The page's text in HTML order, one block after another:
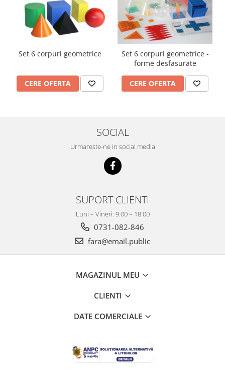
Set 6 corpuri geometrice
CERE OFERTA
Set 6 corpuri geometrice -
forme desfasurate
CERE OFERTA
SOCIAL
Urmareste-ne in social media
SUPORT CLIENTI
Luni – Vineri: 9:00 – 18:00
0731-082-846
fara@email.public
MAGAZINUL MEU
CLIENTI
DATE COMERCIALE